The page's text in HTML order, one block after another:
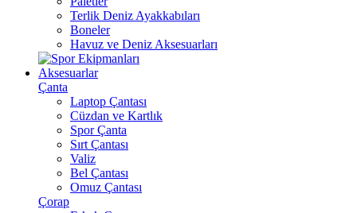
Terlik Deniz Ayakkabıları
Boneler
Havuz ve Deniz Aksesuarları
Aksesuarlar
Çanta
Laptop Çantası
Cüzdan ve Kartlık
Spor Çanta
Sırt Çantası
Valiz
Bel Çantası
Omuz Çantası
Çorap